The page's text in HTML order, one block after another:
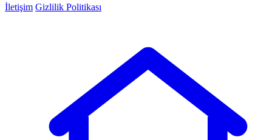
İletişim Gizlilik Politikası